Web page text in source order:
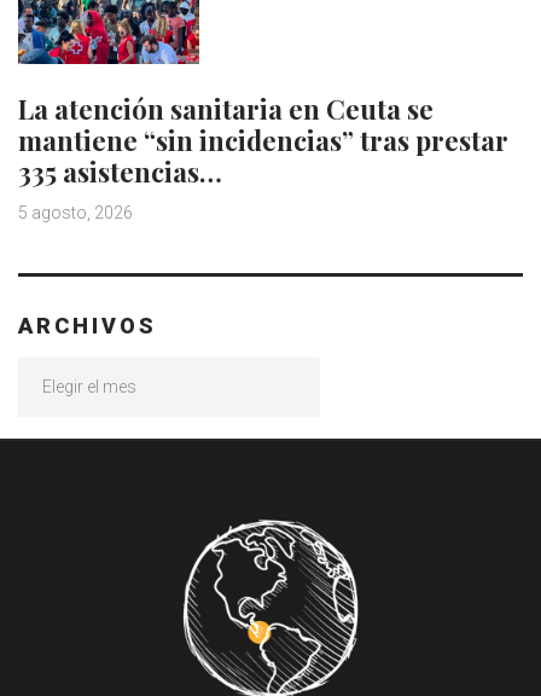
La atención sanitaria en Ceuta se
mantiene “sin incidencias” tras prestar
335 asistencias…
5 agosto, 2026
ARCHIVOS